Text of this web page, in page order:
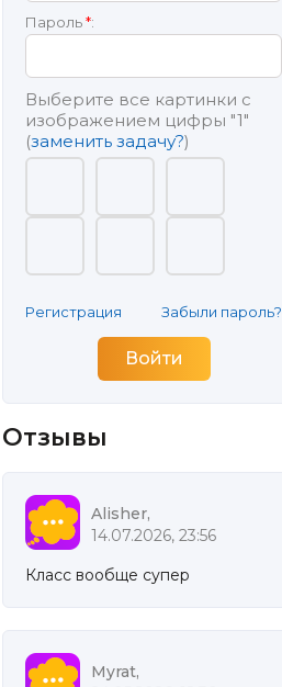
Пароль*:
Выберите все картинки с
изображением цифры "1"
(заменить задачу?)
Регистрация Забыли пароль?
Отзывы
Alisher,
14.07.2026, 23:56
Класс вообще супер
Myrat,